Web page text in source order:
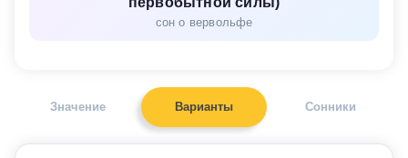
сон о вервольфе
Значение Варианты Сонники